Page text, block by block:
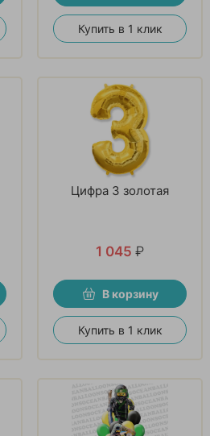
Купить в 1 клик
Цифра 3 золотая
1 045 ₽
В корзину
Купить в 1 клик